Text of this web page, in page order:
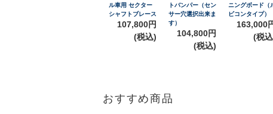
ル車用 セクター
シャフトブレース
107,800円
(税込)
トバンパー（セン
サー穴選択出来ま
す）
104,800円
(税込)
ニングボード（
ビコンタイプ）
163,000
(税
おすすめ商品